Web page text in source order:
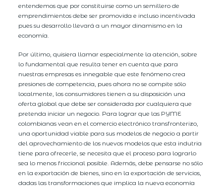
entendemos que por constituirse como un semillero de
emprendimientos debe ser promovida e incluso incentivada
pues su desarrollo llevará a un mayor dinamismo en la
economía.
Por último, quisiera llamar especialmente la atención, sobre
lo fundamental que resulta tener en cuenta que para
nuestras empresas es innegable que este fenómeno crea
presiones de competencia, pues ahora no se compite sólo
localmente, los consumidores tienen a su disposición una
oferta global que debe ser considerada por cualquiera que
pretenda iniciar un negocio. Para lograr que las PYME
colombianas vean en el comercio electrónico transfronterizo,
una oportunidad viable para sus modelos de negocio a partir
del aprovechamiento de los nuevos modelos que esta indutria
tiene para ofrecerle, se necesita que el proceso para lograrlo
sea lo menos friccional posible. Además, debe pensarse no sólo
en la exportación de bienes, sino en la exportación de servicios,
dadas las transformaciones que implica la nueva economía